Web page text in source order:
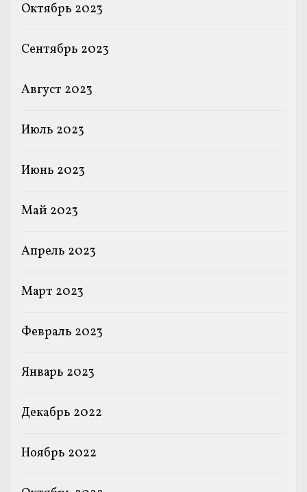
Октябрь 2023
Сентябрь 2023
Август 2023
Июль 2023
Июнь 2023
Май 2023
Апрель 2023
Март 2023
Февраль 2023
Январь 2023
Декабрь 2022
Ноябрь 2022